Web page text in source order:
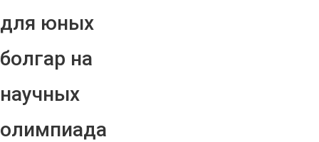
для юных
болгар на
научных
олимпиада